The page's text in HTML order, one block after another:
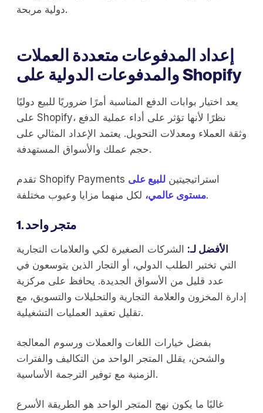
دولية مربحة.
إعداد المدفوعات متعددة العملات
والمدفوعات الدولية على Shopify
يعد اختيار بوابات الدفع المناسبة أمرًا ضروريًا للبيع دوليًا
على Shopify، نظرًا لأنها تؤثر على أداء عملية الدفع
وثقة العملاء ومعدلات التحويل. يعتمد الإعداد المثالي على
حجم عملك والأسواق المستهدفة.
تقدم Shopify Payments استراتيجيتين للبيع على
مستوى عالمي،لكل منهما مزايا وعيوب مختلفة.
1. متجر واحد
الأفضل لـ: الشركات الصغيرة لكي والعلامات التجارية
التي تختبر الطلب الدولي، أو التجار الذين يتوسعون في
عدد قليل من الأسواق الجديدة. يحافظ على مركزية
إدارة المخزون والعلامة التجارية والتحليلات والتسويق، مع
تقليل تعقيد العمليات التشغيلية.
بفضل خيارات اللغات والعملات ورسوم المعالجة
والشحن، يقلل المتجر الواحد من التكاليف والفترات
الزمنية مع توفير الترجمة الأساسية.
غالبًا ما يكون نهج المتجر الواحد هو الطريقة الأسرع